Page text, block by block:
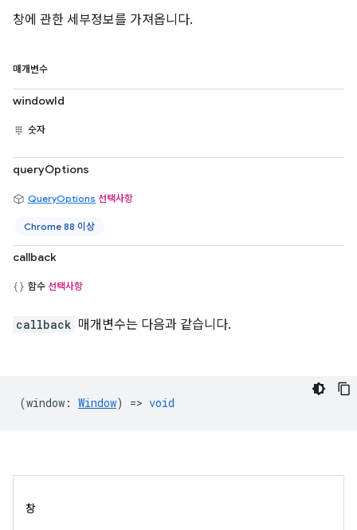
창에 관한 세부정보를 가져옵니다.
매개변수
windowId
숫자
queryOptions
QueryOptions 선택사항
Chrome 88 이상
callback
함수 선택사항
callback 매개변수는 다음과 같습니다.
(window : Window) => void
창